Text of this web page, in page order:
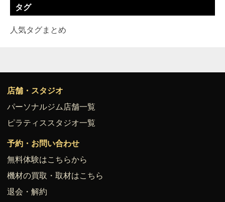
タグ
人気タグまとめ
店舗・スタジオ
パーソナルジム店舗一覧
ピラティススタジオ一覧
予約・お問い合わせ
無料体験はこちらから
機材の買取・取材はこちら
退会・解約